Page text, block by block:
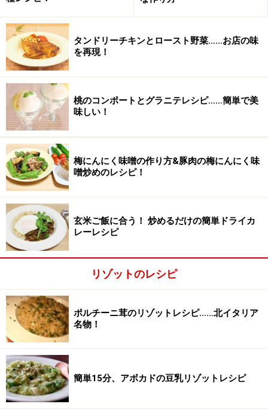
■菜の花のたらこクリーム和え
菜の花
クリームチーズ 30ｇ
たらこ
菜の花のリゾットの作り方・手順
菜の花とマッシュルームのリゾット
1
菜の花は塩を加えた熱湯で茎の方からゆでる。
タンドリーチキンとロースト野菜……お店の味
を再現！
桃のコンポートとグラニテレシピ……簡単で美
味しい！
梅にんにく味噌の作り方&豚肉の梅にんにく味
噌炒めのレシピ！
玄米ご飯に合う！ 炒めるだけの簡単ドライカ
レーレシピ
リゾットのレシピ
ポルチーニ茸のリゾットレシピ……北イタリア
名物！
簡単15分、アボカドの豆乳リゾットレシピ